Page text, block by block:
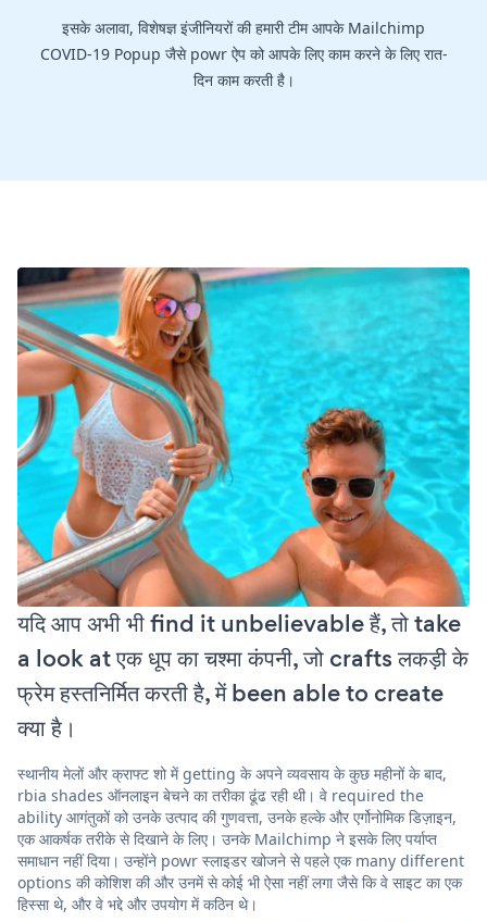
इसके अलावा, विशेषज्ञ इंजीनियरों की हमारी टीम आपके Mailchimp
COVID-19 Popup जैसे powr ऐप को आपके लिए काम करने के लिए रात-
दिन काम करती है।
यदि आप अभी भी find it unbelievable हैं, तो take
a look at एक धूप का चश्मा कंपनी, जो crafts लकड़ी के
फ्रेम हस्तनिर्मित करती है, में been able to create
क्या है।
स्थानीय मेलों और क्राफ्ट शो में getting के अपने व्यवसाय के कुछ महीनों के बाद,
rbia shades ऑनलाइन बेचने का तरीका ढूंढ रही थी। वे required the
ability आगंतुकों को उनके उत्पाद की गुणवत्ता, उनके हल्के और एर्गोनोमिक डिज़ाइन,
एक आकर्षक तरीके से दिखाने के लिए। उनके Mailchimp ने इसके लिए पर्याप्त
समाधान नहीं दिया। उन्होंने powr स्लाइडर खोजने से पहले एक many different
options की कोशिश की और उनमें से कोई भी ऐसा नहीं लगा जैसे कि वे साइट का एक
हिस्सा थे, और वे भद्दे और उपयोग में कठिन थे।